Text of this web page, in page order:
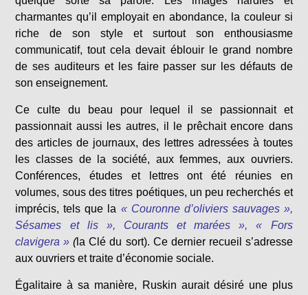
charmantes qu’il employait en abondance, la couleur si
riche de son style et surtout son enthousiasme
communicatif, tout cela devait éblouir le grand nombre
de ses auditeurs et les faire passer sur les défauts de
son enseignement.
Ce culte du beau pour lequel il se passionnait et
passionnait aussi les autres, il le prêchait encore dans
des articles de journaux, des lettres adressées à toutes
les classes de la société, aux femmes, aux ouvriers.
Conférences, études et lettres ont été réunies en
volumes, sous des titres poétiques, un peu recherchés et
imprécis, tels que la « Couronne d’oliviers sauvages »,
Sésames et lis », Courants et marées », « Fors
clavigera »(la Clé du sort). Ce dernier recueil s’adresse
aux ouvriers et traite d’économie sociale.
Égalitaire à sa manière, Ruskin aurait désiré une plus